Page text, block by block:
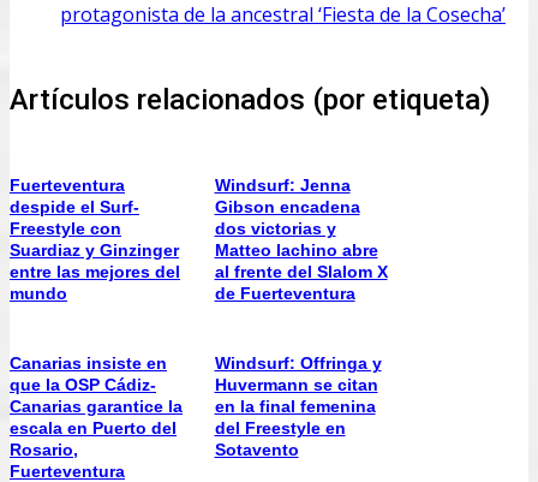
protagonista de la ancestral ‘Fiesta de la Cosecha’
Artículos relacionados (por etiqueta)
Fuerteventura
despide el Surf-
Freestyle con
Suardiaz y Ginzinger
entre las mejores del
mundo
Windsurf: Jenna
Gibson encadena
dos victorias y
Matteo Iachino abre
al frente del Slalom X
de Fuerteventura
Canarias insiste en
que la OSP Cádiz-
Canarias garantice la
escala en Puerto del
Rosario,
Fuerteventura
Windsurf: Offringa y
Huvermann se citan
en la final femenina
del Freestyle en
Sotavento